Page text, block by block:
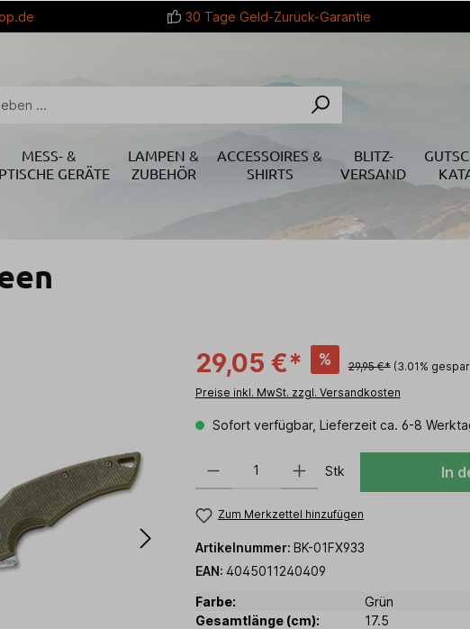
30 Tage Geld-Zurück-Garantie
MESS- &
GERÄTE
LAMPEN &
ZUBEHÖR
ACCESSOIRES &
SHIRTS
BLITZ-
VERSAND
29,05 €* % 29,95 €* (3.01%
Preise inkl. MwSt. zzgl. Versandkosten
Sofort verfügbar, Lieferzeit ca. 6-8
Stk In
Zum Merkzettel hinzufügen
Artikelnummer: BK-01FX933
EAN: 4045011240409
Farbe:
Grün
Gesamtlänge (cm):
17.5